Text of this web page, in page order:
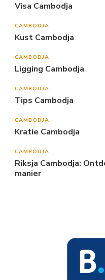
Visa Cambodja
CAMBODJA
Kust Cambodja
CAMBODJA
Ligging Cambodja
CAMBODJA
Tips Cambodja
CAMBODJA
Kratie Cambodja
CAMBODJA
Riksja Cambodja:
manier